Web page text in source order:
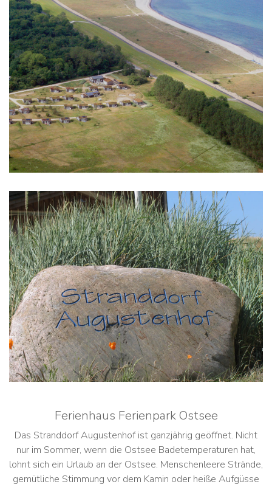
Ferienhaus Ferienpark Ostsee
Das Stranddorf Augustenhof ist ganzjährig geöffnet. Nicht
nur im Sommer, wenn die Ostsee Badetemperaturen hat,
lohnt sich ein Urlaub an der Ostsee. Menschenleere Strände,
gemütliche Stimmung vor dem Kamin oder heiße Aufgüsse